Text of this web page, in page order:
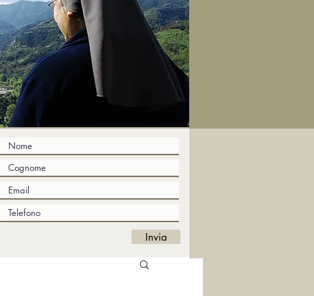
Invia